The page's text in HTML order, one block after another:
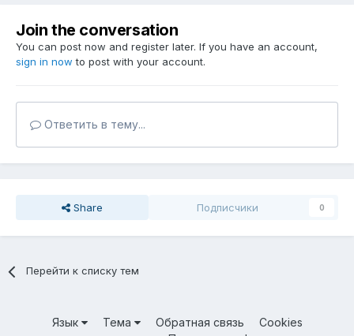
Join the conversation
You can post now and register later. If you have an account,
sign in now to post with your account.
Ответить в тему...
Share Подписчики 0
Перейти к списку тем
Язык Тема Обратная связь
Cookies